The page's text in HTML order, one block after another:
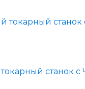
станок с